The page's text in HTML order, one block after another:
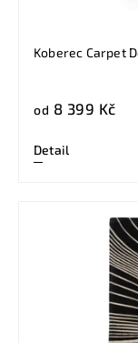
Koberec Carpet
od 8 399 Kč
Detail